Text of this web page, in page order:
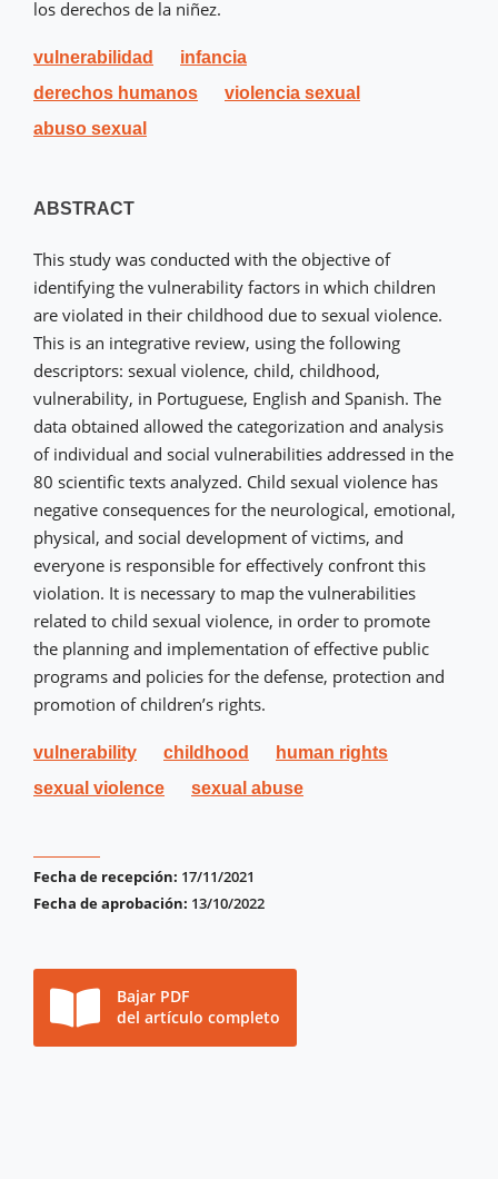
los derechos de la niñez.
vulnerabilidad
infancia
derechos humanos
violencia sexual
abuso sexual
ABSTRACT
This study was conducted with the objective of
identifying the vulnerability factors in which children
are violated in their childhood due to sexual violence.
This is an integrative review, using the following
descriptors: sexual violence, child, childhood,
vulnerability, in Portuguese, English and Spanish. The
data obtained allowed the categorization and analysis
of individual and social vulnerabilities addressed in the
80 scientific texts analyzed. Child sexual violence has
negative consequences for the neurological, emotional,
physical, and social development of victims, and
everyone is responsible for effectively confront this
violation. It is necessary to map the vulnerabilities
related to child sexual violence, in order to promote
the planning and implementation of effective public
programs and policies for the defense, protection and
promotion of children’s rights.
vulnerability childhood
human rights
sexual violence
sexual abuse
Fecha de recepción: 17/11/2021
Fecha de aprobación: 13/10/2022
Bajar PDF
del artículo completo